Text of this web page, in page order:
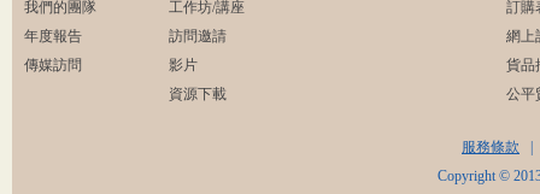
我們的團隊
年度報告
傳媒訪問
工作坊/講座
訪問邀請
影片
資源下載
訂購
網上
貨品
公平
服務條款
Copyright ©